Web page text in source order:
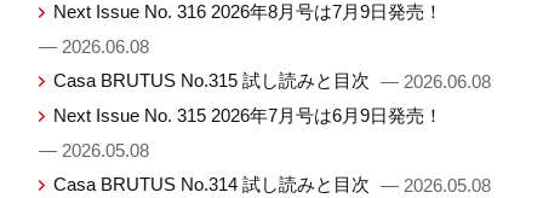
Next Issue No. 316 2026年8月号は7月9日発売！
— 2026.06.08
Casa BRUTUS No.315 試し読みと目次 — 2026.06.08
Next Issue No. 315 2026年7月号は6月9日発売！
— 2026.05.08
Casa BRUTUS No.314 試し読みと目次 — 2026.05.08